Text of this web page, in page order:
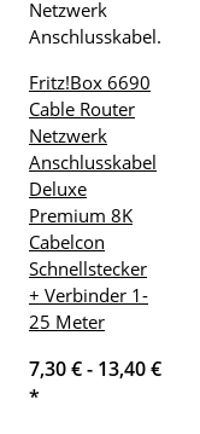
Fritz!Box 6690
Cable Router
Netzwerk
Anschlusskabel
Deluxe
Premium 8K
Cabelcon
Schnellstecker
+ Verbinder 1-
25 Meter
7,30 € - 13,40 €
*